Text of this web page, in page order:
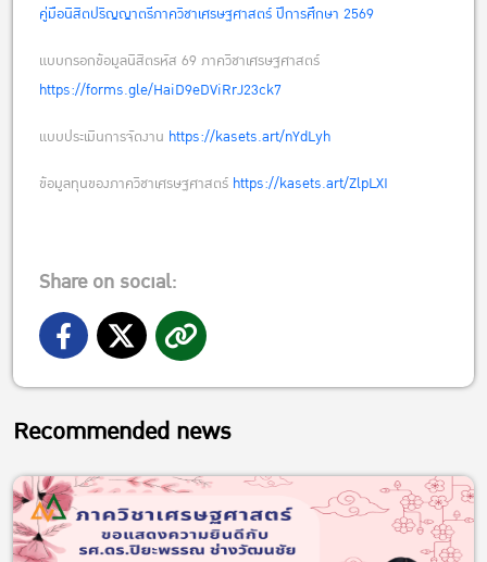
คู่มือนิสิตปริญญาตรีภาควิชาเศรษฐศาสตร์ ปีการศึกษา 2569
แบบกรอกข้อมูลนิสิตรหัส 69 ภาควิชาเศรษฐศาสตร์
https://forms.gle/HaiD9eDViRrJ23ck7
แบบประเมินการจัดงาน https://kasets.art/nYdLyh
ข้อมูลทุนของภาควิชาเศรษฐศาสตร์ https://kasets.art/ZlpLXI
Share on social:
Recommended news